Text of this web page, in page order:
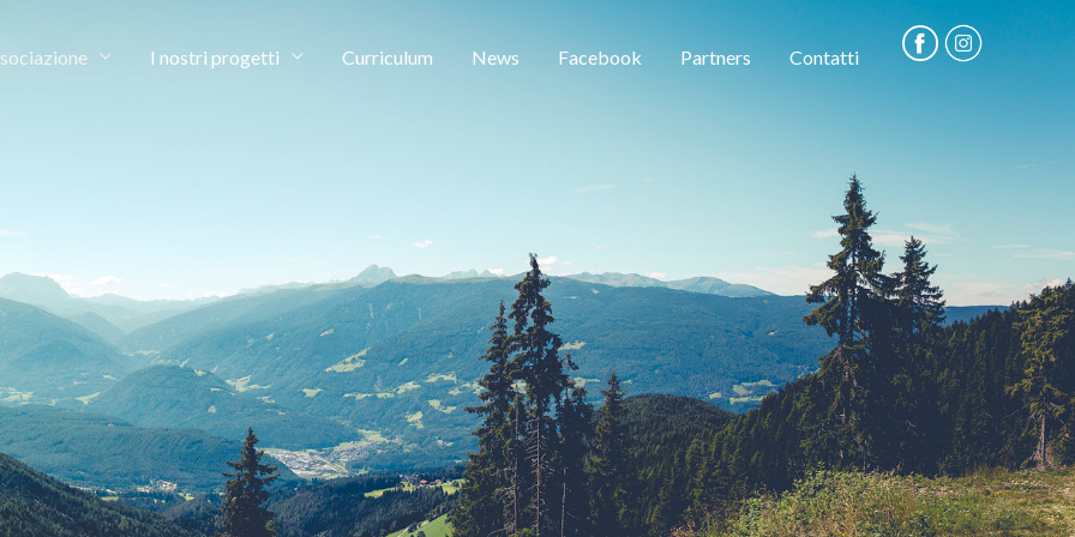
I nostri progetti Curriculum News Facebook Partners Contatti